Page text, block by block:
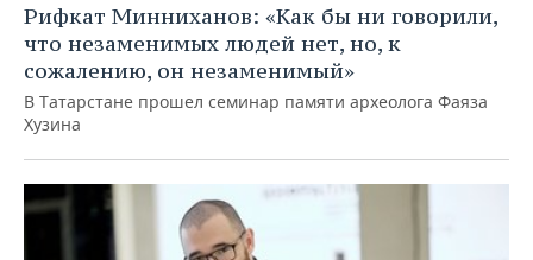
Рифкат Минниханов: «Как бы ни говорили,
что незаменимых людей нет, но, к
сожалению, он незаменимый»
В Татарстане прошел семинар памяти археолога Фаяза
Хузина